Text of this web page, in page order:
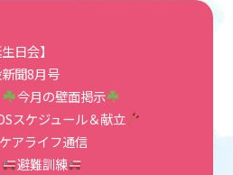
日会】
聞8月号
今月の壁面掲示
スケジュール＆献立
アライフ通信
避難訓練